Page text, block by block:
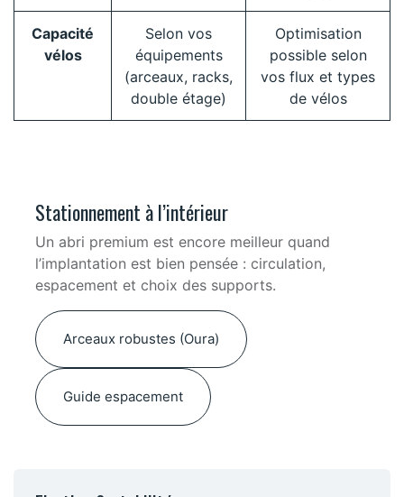
Capacité
vélos
Selon vos
équipements
(arceaux, racks,
double étage)
Optimisation
possible selon
vos flux et types
de vélos
Stationnement à l’intérieur
Un abri premium est encore meilleur quand
l’implantation est bien pensée : circulation,
espacement et choix des supports.
Arceaux robustes (Oura)
Guide espacement